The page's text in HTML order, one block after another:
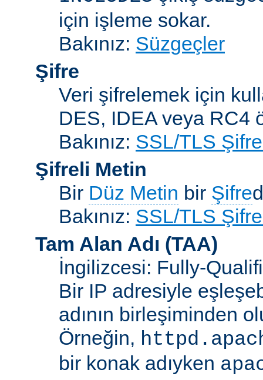
için işleme sokar.
Bakınız: Süzgeçler
Şifre
Veri şifrelemek için
DES, IDEA veya RC4
Bakınız: SSL/TLS
Şifreli Metin
Bir Düz Metin bir Şifre
Bakınız: SSL/TLS
Tam Alan Adı (TAA)
İngilizcesi: Fully-
Bir IP adresiyle
adının birleşiminden
Örneğin,
bir konak adıyken